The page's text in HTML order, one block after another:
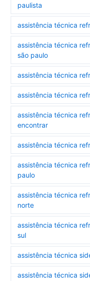
paulista
assistência técnica
assistência técnica
são paulo
assistência técnica
assistência técnica
assistência técnica
encontrar
assistência técnica
assistência técnica
paulo
assistência técnica
norte
assistência técnica
sul
assistência técnica
assistência técnica